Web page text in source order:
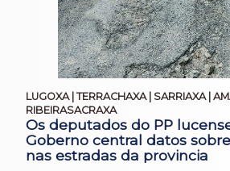
LUGOXA | TERRACHAXA | SARRIAXA |
RIBEIRASACRAXA
Os deputados do PP
Goberno central datos
nas estradas da provincia